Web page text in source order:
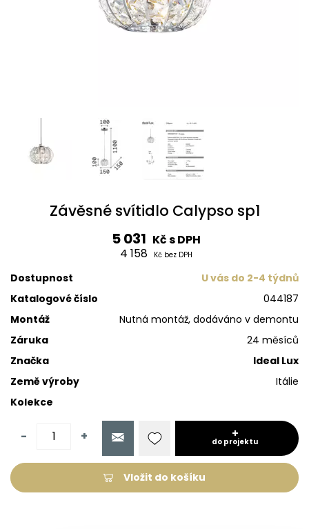
Závěsné svítidlo Calypso sp1
5 031 Kč s DPH
4 158
Kč bez DPH
Dostupnost
U vás do 2-4 týdnů
Katalogové číslo
044187
Montáž
Nutná montáž, dodáváno v demontu
Záruka
24 měsíců
Značka
Ideal Lux
Země výroby
Itálie
Kolekce
- +
Vložit do košíku
do projektu